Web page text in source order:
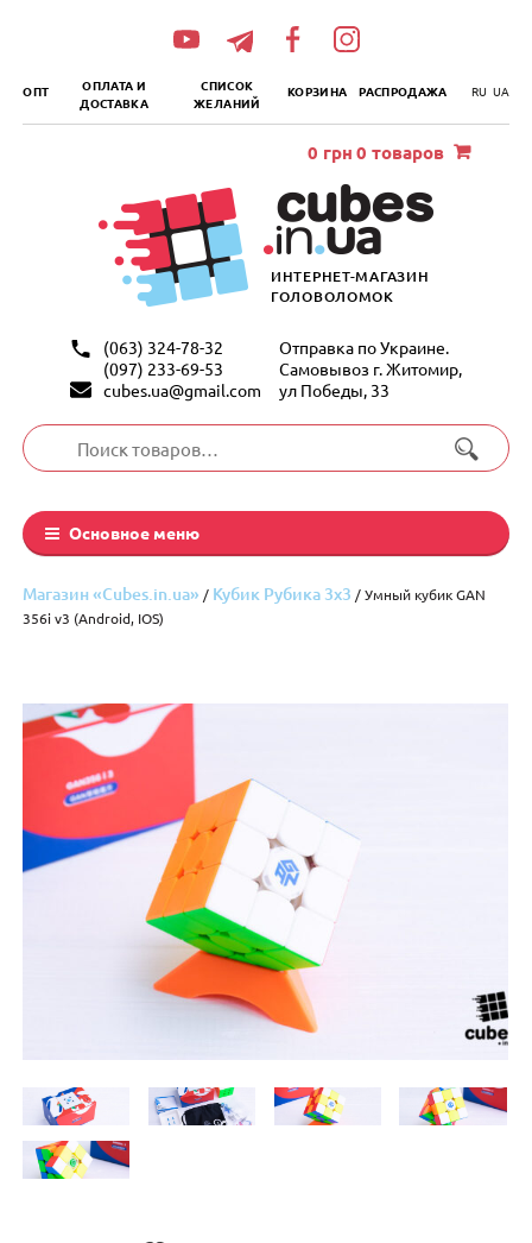
ОПТ
ОПЛАТА И
ДОСТАВКА
СПИСОК
ЖЕЛАНИЙ
КОРЗИНА РАСПРОДАЖА RU UA
ИНТЕРНЕТ-МАГАЗИН
ГОЛОВОЛОМОК
(063) 324-78-32
(097) 233-69-53
cubes.ua@gmail.com
Отправка по Украине.
Самовывоз г. Житомир,
ул Победы, 33
Искать:
Основное меню
0 грн 0 товаров
Магазин «Cubes.in.ua» / Кубик Рубика 3x3 / Умный кубик GAN
356i v3 (Android, IOS)